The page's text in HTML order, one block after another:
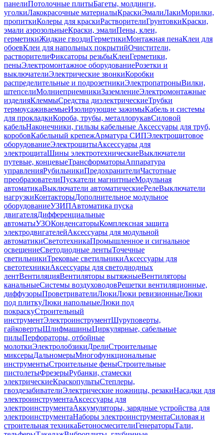
панелиПотолочные плитыБагеты, молдинги,
уголкиЛакокрасочные материалыКраскиЭмалиЛакиМорилки,
пропиткиКолеры для краскиРастворителиГрунтовкиКраски,
эмали аэрозольныеКраски, эмалиПены, клеи,
герметикиЖидкие гвоздиГерметикиМонтажная пенаКлеи для
обоевКлеи для напольных покрытийОчистители,
растворителиФиксаторы резьбыКлеиГерметики,
пеныЭлектромонтажное оборудованиеРозетки и
выключателиЭлектрические звонкиКоробки
распределительные и подрозетникиЭлектропатроныВилки,
штепселиМолниеприемникиЗаземлениеЭлектромонтажные
изделияКлеммыСредства диэлектрическиеТрубки
термоусаживаемыеИзолирующие зажимыКабель и системы
для прокладкиКороба, трубы, металлорукавСиловой
кабельНаконечники, гильзы кабельные Аксессуары для труб,
коробовКабельный крепежАрматура СИПЭлектрощитовое
оборудованиеЭлектрощитыАксессуары для
электрощитаШины электротехническиеВыключатели
путевые, концевыеТрансформаторыАппаратура
управленияРубильникиПредохранителиЧастотные
преобразователиПускатели магнитныеМодульная
автоматикаВыключатели автоматическиеРелеВыключатели
нагрузкиКонтакторыДополнительное модульное
оборудованиеУЗИПАвтоматика пуска
двигателяДифференциальные
автоматыУЗОКонденсаторыКомплексная защита
электродвигателейАксессуары для модульной
автоматикиСветотехникаПромышленное и сигнальное
освещениеСветодиодные лентыТочечные
светильникиТрековые светильникиАксессуары для
светотехникиАксессуары для светодиодных
лентВентиляцияВентиляторы вытяжныеВентиляторы
канальныеСистемы воздуховодовРешетки вентиляционные,
диффузорыПроветривателиЛюкиЛюки ревизионныеЛюки
под плиткуЛюки напольныеЛюки под
покраскуСтроительный
инструментЭлектроинструментШуруповерты,
гайковертыШлифмашиныЦиркулярные, сабельные
пилыПерфораторы, отбойные
молоткиЭлектролобзикиДрелиСтроительные
миксерыДальномерыМногофункциональные
инструментыСтроительные феныСтроительные
пистолетыФрезерыРубанки, стамески
электрическиеКраскопультыСтеплеры,
гвоздезабивателиЭлектрические ножницы, резакиНасадки для
электроинструментаАксессуары для
электроинструментаАккумуляторы, зарядные устройства для
электроинструментаНаборы электроинструментаСиловая и
строительная техникаБетоносмесителиГенераторыТали,